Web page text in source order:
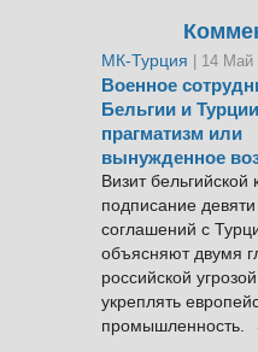
МК-Турция | 14 Май
Военное
Бельгии и
прагматизм или
вынужденное
Визит
подписание
соглашений с
объясняют двумя
российской
укреплять
промышленность.